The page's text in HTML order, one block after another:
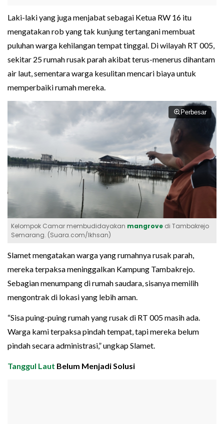
Laki-laki yang juga menjabat sebagai Ketua RW 16 itu
mengatakan rob yang tak kunjung tertangani membuat
puluhan warga kehilangan tempat tinggal. Di wilayah RT 005,
sekitar 25 rumah rusak parah akibat terus-menerus dihantam
air laut, sementara warga kesulitan mencari biaya untuk
memperbaiki rumah mereka.
Perbesar
Kelompok Camar membudidayakan mangrove di Tambakrejo
Semarang. (Suara.com/Ikhsan)
Slamet mengatakan warga yang rumahnya rusak parah,
mereka terpaksa meninggalkan Kampung Tambakrejo.
Sebagian menumpang di rumah saudara, sisanya memilih
mengontrak di lokasi yang lebih aman.
“Sisa puing-puing rumah yang rusak di RT 005 masih ada.
Warga kami terpaksa pindah tempat, tapi mereka belum
pindah secara administrasi,” ungkap Slamet.
Tanggul Laut Belum Menjadi Solusi